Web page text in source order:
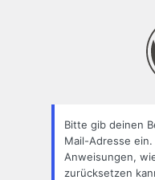
Bitte gib deinen
Mail-Adresse
Anweisungen,
zurücksetzen